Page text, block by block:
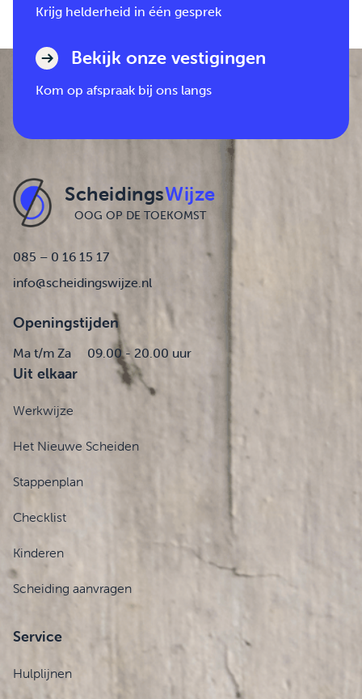
Krijg helderheid in één gesprek
Bekijk onze vestigingen
Kom op afspraak bij ons langs
ScheidingsWijze
OOG OP DE TOEKOMST
085 – 0 16 15 17
info@scheidingswijze.nl
Openingstijden
Ma t/m Za 09.00 - 20.00 uur
Uit elkaar
Werkwijze
Het Nieuwe Scheiden
Stappenplan
Checklist
Kinderen
Scheiding aanvragen
Service
Hulplijnen